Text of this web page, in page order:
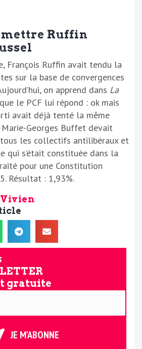
mettre Ruffin
François Ruffin avait tendu la
sur la base de convergences
on apprend dans La
le PCF lui répond : ok mais
avait déjà tenté la même
Georges Buffet devait
les collectifs antilibéraux et
qui s’était constituée dans la
pour une Constitution
Résultat : 1,93%.
gratuite
JE M'ABONNE